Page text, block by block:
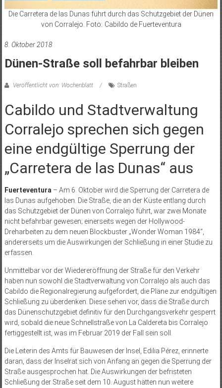
Die Carretera de las Dunas führt durch das Schutzgebiet der Dünen
von Corralejo. Foto: Cabildo de Fuerteventura
8. Oktober 2018
Dünen-Straße soll befahrbar bleiben
Veröffentlicht von: Wochenblatt Straßen
Cabildo und Stadtverwaltung
Corralejo sprechen sich gegen
eine endgültige Sperrung der
„Carretera de las Dunas“ aus
Fuerteventura– Am 6. Oktober wird die Sperrung der Carretera de
las Dunas aufgehoben. Die Straße, die an der Küste entlang durch
das Schutzgebiet der Dünen von Corralejo führt, war zwei Monate
nicht befahrbar gewesen; einerseits wegen der Hollywood-
Dreharbeiten zu dem neuen Blockbuster „Wonder Woman 1984“,
andererseits um die Auswirkungen der Schließung in einer Studie zu
erfassen.
Unmittelbar vor der Wiedereröffnung der Straße für den Verkehr
haben nun sowohl die Stadtverwaltung von Corralejo als auch das
Cabildo die Regionalregierung aufgefordert, die Pläne zur endgültigen
Schließung zu überdenken. Diese sehen vor, dass die Straße durch
das Dünenschutzgebiet definitiv für den Durchgangsverkehr gesperrt
wird, sobald die neue Schnellstraße von La Caldereta bis Corralejo
fertiggestellt ist, was im Februar 2019 der Fall sein soll.
Die Leiterin des Amts für Bauwesen der Insel, Edilia Pérez, erinnerte
daran, dass der Inselrat sich von Anfang an gegen die Sperrung der
Straße ausgesprochen hat. Die Auswirkungen der befristeten
Schließung der Straße seit dem 10. August hätten nun weitere